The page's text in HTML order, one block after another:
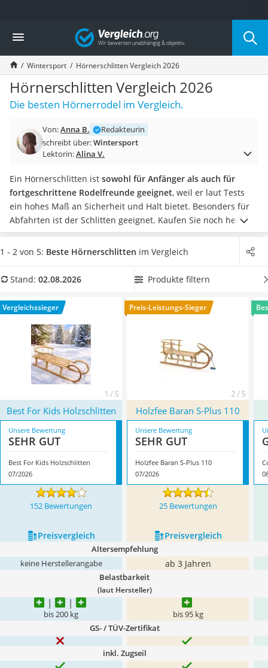
Die beliebtesten Vergleiche nach Kategorie
Freizeit & Sport
Gartentrampolin
Trampolin
Metalldetektor
Eufab-Fahrradträger
Trampolin 366 cm
Aluminium-Koffer
Futterboot
E-Bike-Dreirad
Trekkingschuhe Herren
Reisetasche mit Rollen
Klimmzugstation
Koffer
Nachtsichtgerät
Handgepäck-Koffer
Wanderschuhe Herren
Sicherheitsweste Reiten
Vergleich
Wintersport Hörnerschlitten Vergleich 2026
Hörnerschlitten Vergleich 2026
Die besten Hörnerrodel im Vergleich.
Von:Anna B.
Redakteurin
schreibt über:Wintersport
Lektorin:Alina V.
Ein Hörnerschlitten ist sowohl für Anfänger als auch für
fortgeschrittene Rodelfreunde geeignet, weil er laut Tests
ein hohes Maß an Sicherheit und Halt bietet. Besonders für
Abfahrten ist der Schlitten geeignet. Kaufen Sie noch heute
für Ihr Kind einen Hörnerschlitten und sorgen Sie so für die
maximale Sicherheit bei der Abfahrt auf der Rodelbahn.
Ein
Weihnachtsgeschenk. Überzeugt hat uns hier im August 2026
Eigenschaften.
1 - 2 von 5: Beste Hörnerschlitten im Vergleich
Stand: 02.08.2026 Produkte filtern
Vergleichssieger
1 / 5
Preis-Leistungs-Sieger
2 / 5
Best For Kids Holzschlitten Holzfee Baran S-Plus 110
Unsere Bewertung
SEHR GUT
Best For Kids Holzschlitten
07/2026
Unsere Bewertung
SEHR GUT
Holzfee Baran S-Plus 110
07/2026
152 Bewertungen 25 Bewertungen
Preis­vergleich Preis­vergleich
Altersempfehlung
keine Herstellerangabe ab 3 Jahren
Belastbarkeit
(laut Hersteller)
bis 200 kg bis 95 kg
GS- / TÜV-Zertifikat
inkl. Zugseil